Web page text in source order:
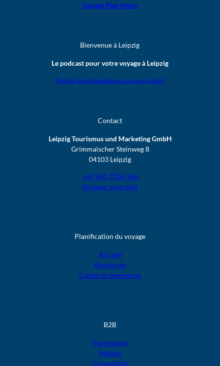
Google Play Store
Bienvenue à Leipzig
Le podcast pour votre voyage à Leipzig
Toutes les épisodes en un coup d’œil
Contact
Leipzig Tourismus und Marketing GmbH
Grimmaischer Steinweg 8
04103 Leipzig
+49 341 7104-260
Envoyer un e-mail
Planification du voyage
Arrivée
Brochures
Cartes de bienvenue
B2B
Partenaires
Médias
Convention